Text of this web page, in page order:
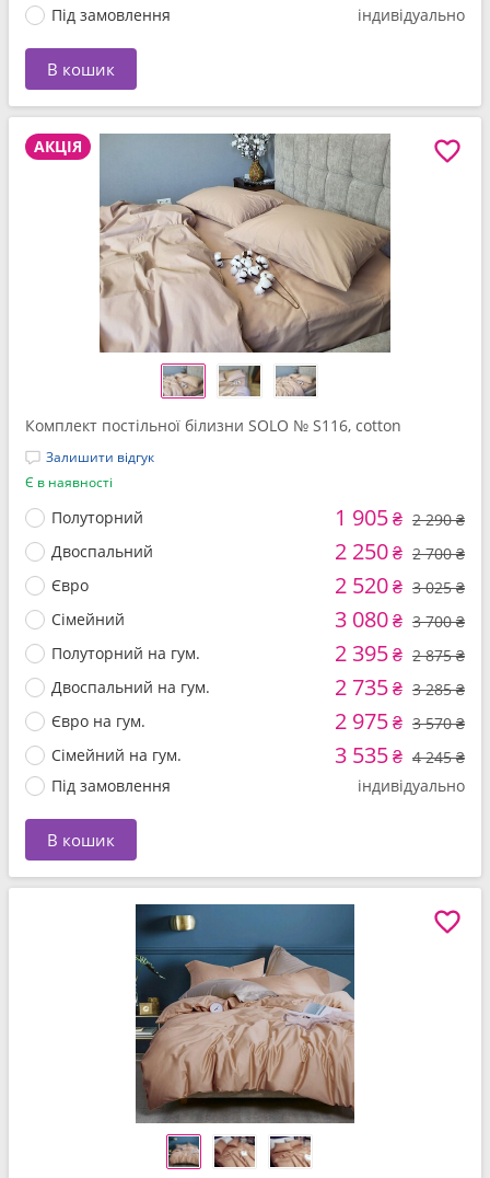
Під замовлення індивідуально
В кошик
АКЦІЯ
Комплект постільної білизни SOLO № S116, cotton
Залишити відгук
Є в наявності
Полуторний 1 905₴ 2 290 ₴
Двоспальний
2 250₴ 2 700 ₴
Євро
2 520₴ 3 025 ₴
Сімейний
3 080₴ 3 700 ₴
Полуторний на гум.
2 395₴ 2 875 ₴
Двоспальний на гум.
2 735₴ 3 285 ₴
Євро на гум.
2 975₴ 3 570 ₴
Сімейний на гум.
3 535₴ 4 245 ₴
Під замовлення
індивідуально
В кошик